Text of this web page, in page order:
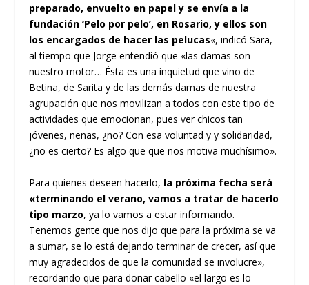
preparado, envuelto en papel y se envía a la
fundación ‘Pelo por pelo’, en Rosario, y ellos son
los encargados de hacer las pelucas«, indicó Sara,
al tiempo que Jorge entendió que «las damas son
nuestro motor… Ésta es una inquietud que vino de
Betina, de Sarita y de las demás damas de nuestra
agrupación que nos movilizan a todos con este tipo de
actividades que emocionan, pues ver chicos tan
jóvenes, nenas, ¿no? Con esa voluntad y y solidaridad,
¿no es cierto? Es algo que que nos motiva muchísimo».
Para quienes deseen hacerlo, la próxima fecha será
«terminando el verano, vamos a tratar de hacerlo
tipo marzo, ya lo vamos a estar informando.
Tenemos gente que nos dijo que para la próxima se va
a sumar, se lo está dejando terminar de crecer, así que
muy agradecidos de que la comunidad se involucre»,
recordando que para donar cabello «el largo es lo